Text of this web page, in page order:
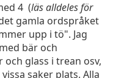
4 (läs alldeles för
gamla ordspråket
upp i tö". Jag
bär och
glass i trean osv,
saker plats. Alla